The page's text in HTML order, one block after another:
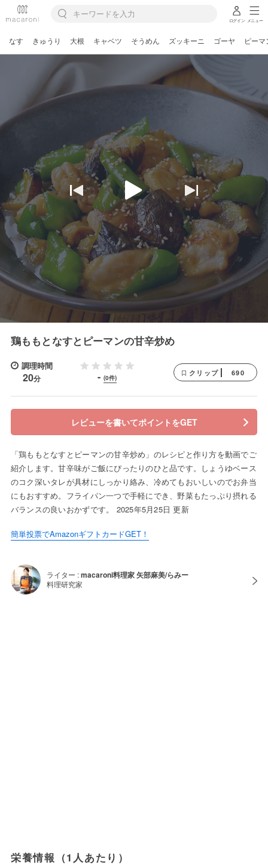
ログイン メニュー
なす きゅうり 大根 キャベツ そうめん ズッキーニ ゴーヤ ピーマ
鶏ももとなすとピーマンの甘辛炒め
調理時間
20分 - (0件)
クリップ 690
レビューを書いてポイントをGET
「鶏ももとなすとピーマンの甘辛炒め」のレシピと作り方を動画でご
紹介します。甘辛味がご飯にぴったりのひと品です。しょうゆベース
のコク深いタレが具材にしっかり絡み、冷めてもおいしいのでお弁当
にもおすすめ。フライパン一つで手軽にでき、野菜もたっぷり摂れる
バランスの良いおかずです。 2025年5月25日 更新
簡単投票でAmazonギフトカードGET！
ライター :macaroni料理家 矢部麻美/らみー
料理研究家
栄養情報（1人あたり）